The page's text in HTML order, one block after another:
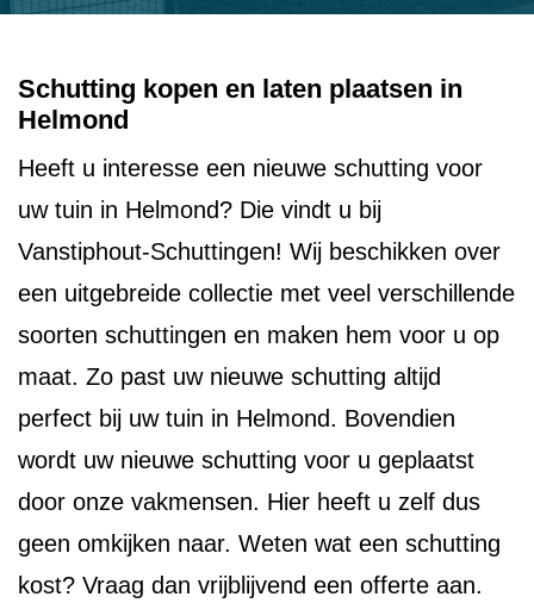
Schutting kopen en laten plaatsen in
Helmond
Heeft u interesse een nieuwe schutting voor
uw tuin in Helmond? Die vindt u bij
Vanstiphout-Schuttingen! Wij beschikken over
een uitgebreide collectie met veel verschillende
soorten schuttingen en maken hem voor u op
maat. Zo past uw nieuwe schutting altijd
perfect bij uw tuin in Helmond. Bovendien
wordt uw nieuwe schutting voor u geplaatst
door onze vakmensen. Hier heeft u zelf dus
geen omkijken naar. Weten wat een schutting
kost? Vraag dan vrijblijvend een offerte aan.